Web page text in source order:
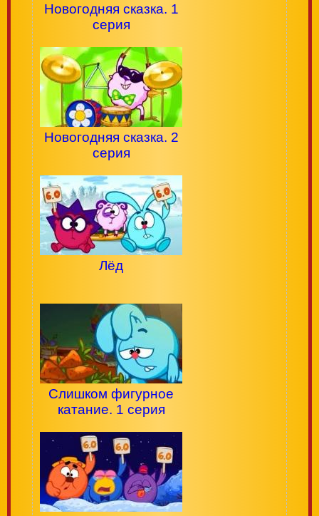
Новогодняя сказка. 1
серия
Новогодняя сказка. 2
серия
Лёд
Слишком фигурное
катание. 1 серия